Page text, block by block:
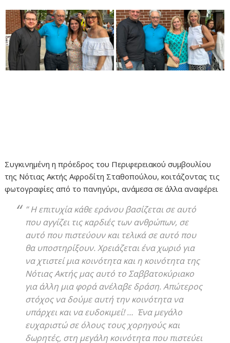
Συγκινημένη η πρόεδρος του Περιφερειακού συμβουλίου
της Νότιας Ακτής Αφροδίτη Σταθοπούλου, κοιτάζοντας τις
φωτογραφίες από το πανηγύρι, ανάμεσα σε άλλα αναφέρει
”Η επιτυχία κάθε εράνου βασίζεται σε αυτό
που αγγίζει τις καρδιές των ανθρώπων, σε
αυτό που πιστεύουν και τελικά σε αυτό που
θα υποστηρίξουν. Χρειάζεται ένα χωριό για
να χτιστεί μια κοινότητα και η κοινότητα της
Νότιας Ακτής μας αυτό το Σαββατοκύριακο
για άλλη μια φορά ανέλαβε δράση. Απώτερος
στόχος να δούμε αυτή την κοινότητα να
υπάρχει και να ευδοκιμεί! … Ένα μεγάλο
ευχαριστώ σε όλους τους χορηγούς και
δωρητές, στη μεγάλη κοινότητα που πιστεύει